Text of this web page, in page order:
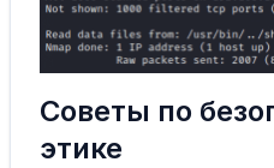
Советы по
этике